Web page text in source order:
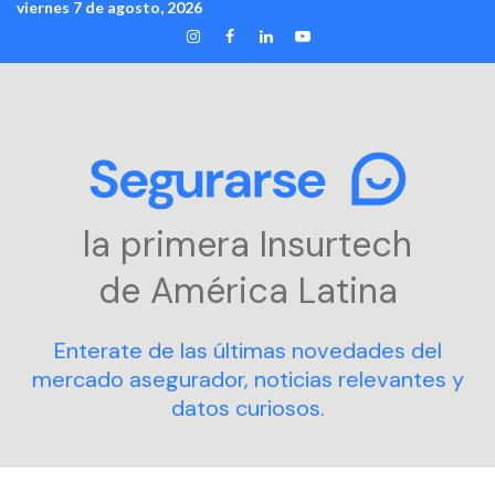
Skip
content
viernes 7 de agosto, 2026
INSTAGRAM
FACEBOOK
LINKEDIN
YOUTUBE
la primera Insurtech
de América Latina
Enterate de las últimas novedades del
mercado asegurador, noticias relevantes y
datos curiosos.